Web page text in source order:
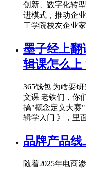
创新、数字化转
进模式，推动企
工学院校友企业家
墨子经上翻
辑课怎么上
365钱包 为啥要
文课 老铁们，你
搞"概念定义大赛"
辑学入门 》，里
品牌产品线
随着2025年电商